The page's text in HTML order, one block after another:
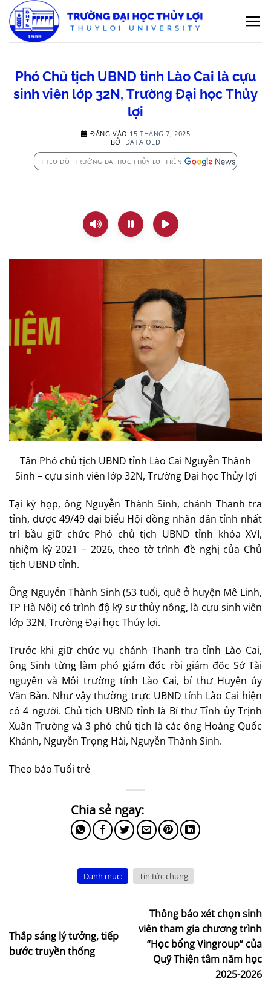
qua
nội
Phó Chủ tịch UBND tỉnh Lào Cai là cựu
sinh viên lớp 32N, Trường Đại học Thủy
lợi
ĐĂNG VÀO 15 THÁNG 7, 2025
BỞI DATA OLD
THEO DÕI TRƯỜNG ĐẠI HỌC THỦY LỢI TRÊN
Tân Phó chủ tịch UBND tỉnh Lào Cai Nguyễn Thành
Sinh – cựu sinh viên lớp 32N, Trường Đại học Thủy lợi
Tại kỳ họp, ông Nguyễn Thành Sinh, chánh Thanh tra
tỉnh, được 49/49 đại biểu Hội đồng nhân dân tỉnh nhất
trí bầu giữ chức Phó chủ tịch UBND tỉnh khóa XVI,
nhiệm kỳ 2021 – 2026, theo tờ trình đề nghị của Chủ
tịch UBND tỉnh.
Ông Nguyễn Thành Sinh (53 tuổi, quê ở huyện Mê Linh,
TP Hà Nội) có trình độ kỹ sư thủy nông, là cựu sinh viên
lớp 32N, Trường Đại học Thủy lợi.
Trước khi giữ chức vụ chánh Thanh tra tỉnh Lào Cai,
ông Sinh từng làm phó giám đốc rồi giám đốc Sở Tài
nguyên và Môi trường tỉnh Lào Cai, bí thư Huyện ủy
Văn Bàn. Như vậy thường trực UBND tỉnh Lào Cai hiện
có 4 người. Chủ tịch UBND tỉnh là Bí thư Tỉnh ủy Trịnh
Xuân Trường và 3 phó chủ tịch là các ông Hoàng Quốc
Khánh, Nguyễn Trọng Hài, Nguyễn Thành Sinh.
Theo báo Tuổi trẻ
Danh mục: Tin tức chung
Thắp sáng lý tưởng, tiếp
bước truyền thống
Thông báo xét chọn sinh
viên tham gia chương trình
“Học bổng Vingroup” của
Quỹ Thiện tâm năm học
2025-2026